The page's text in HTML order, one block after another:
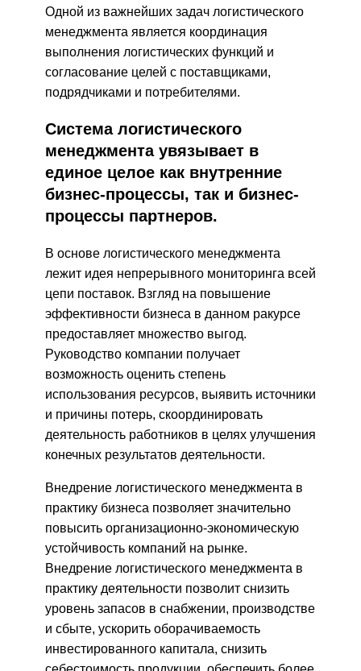
Одной из важнейших задач логистического
менеджмента является координация
выполнения логистических функций и
согласование целей с поставщиками,
подрядчиками и потребителями.
Система логистического
менеджмента увязывает в
единое целое как внутренние
бизнес-процессы, так и бизнес-
процессы партнеров.
В основе логистического менеджмента
лежит идея непрерывного мониторинга всей
цепи поставок. Взгляд на повышение
эффективности бизнеса в данном ракурсе
предоставляет множество выгод.
Руководство компании получает
возможность оценить степень
использования ресурсов, выявить источники
и причины потерь, скоординировать
деятельность работников в целях улучшения
конечных результатов деятельности.
Внедрение логистического менеджмента в
практику бизнеса позволяет значительно
повысить организационно-экономическую
устойчивость компаний на рынке.
Внедрение логистического менеджмента в
практику деятельности позволит снизить
уровень запасов в снабжении, производстве
и сбыте, ускорить оборачиваемость
инвестированного капитала, снизить